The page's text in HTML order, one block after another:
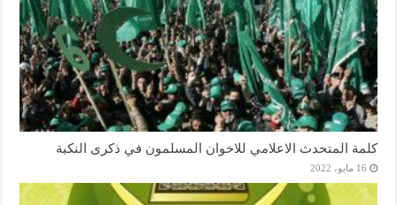
كلمة المتحدث الاعلامي للاخوان المسلمون في ذكرى النكبة
16 مايو، 2022